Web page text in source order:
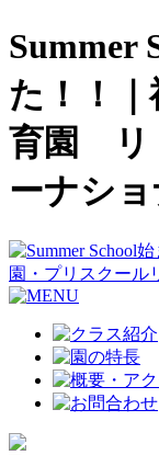
Summer
た！！
育園 リ
ーナシ